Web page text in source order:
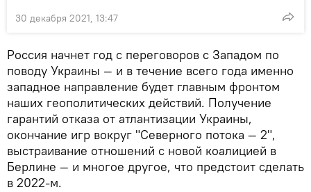
30 декабря 2021, 13:47
Россия начнет год с переговоров с Западом по
поводу Украины — и в течение всего года именно
западное направление будет главным фронтом
наших геополитических действий. Получение
гарантий отказа от атлантизации Украины,
окончание игр вокруг "Северного потока — 2",
выстраивание отношений с новой коалицией в
Берлине — и многое другое, что предстоит сделать
в 2022-м.